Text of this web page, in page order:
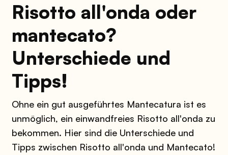
Risotto all'onda oder
mantecato?
Unterschiede und
Tipps!
Ohne ein gut ausgeführtes Mantecatura ist es
unmöglich, ein einwandfreies Risotto all'onda zu
bekommen. Hier sind die Unterschiede und
Tipps zwischen Risotto all'onda und Mantecato!